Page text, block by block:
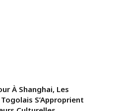
À Shanghai, Les
S’Approprient